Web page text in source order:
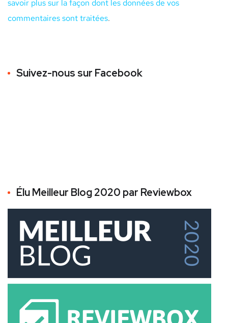
savoir plus sur la façon dont les données de vos
commentaires sont traitées.
Suivez-nous sur Facebook
Élu Meilleur Blog 2020 par Reviewbox